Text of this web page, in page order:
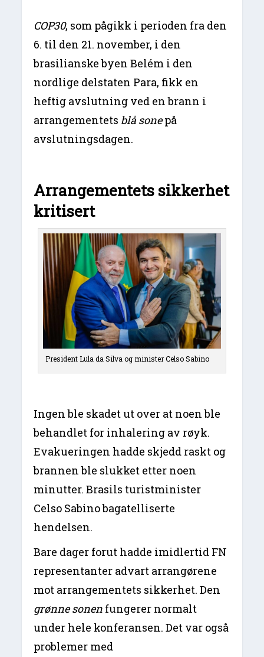
COP30, som pågikk i perioden fra den
6. til den 21. november, i den
brasilianske byen Belém i den
nordlige delstaten Para, fikk en
heftig avslutning ved en brann i
arrangementets blå sonepå
avslutningsdagen.
Arrangementets sikkerhet
kritisert
President Lula da Silva og minister Celso Sabino
Ingen ble skadet ut over at noen ble
behandlet for inhalering av røyk.
Evakueringen hadde skjedd raskt og
brannen ble slukket etter noen
minutter. Brasils turistminister
Celso Sabino bagatelliserte
hendelsen.
Bare dager forut hadde imidlertid FN
representanter advart arrangørene
mot arrangementets sikkerhet. Den
grønne sonen fungerer normalt
under hele konferansen. Det var også
problemer med